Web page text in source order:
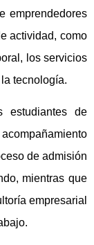
emprendedores
actividad, como
los servicios
tecnología.
estudiantes de
de admisión
mientras que
empresarial